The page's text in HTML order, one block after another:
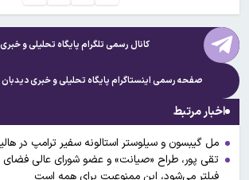
کانال رسمی تلگرام پایگاه تحلیلی و
صفحه رسمی اینستاگرام پایگاه تحلیلی و خبریدیدبان
اخبار مرتبط
مل گیبسون و سیلوستر استالونه سفیر ترامپ در
تقی پور، طراح «صیانت» و عضو شورای عالی فضای
فیلتر می‌شود، این ممنوعیت برای همه است